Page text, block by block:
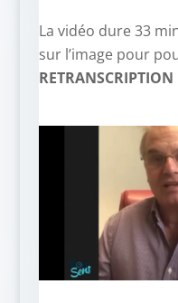
La vidéo dure 33
sur l’image pour